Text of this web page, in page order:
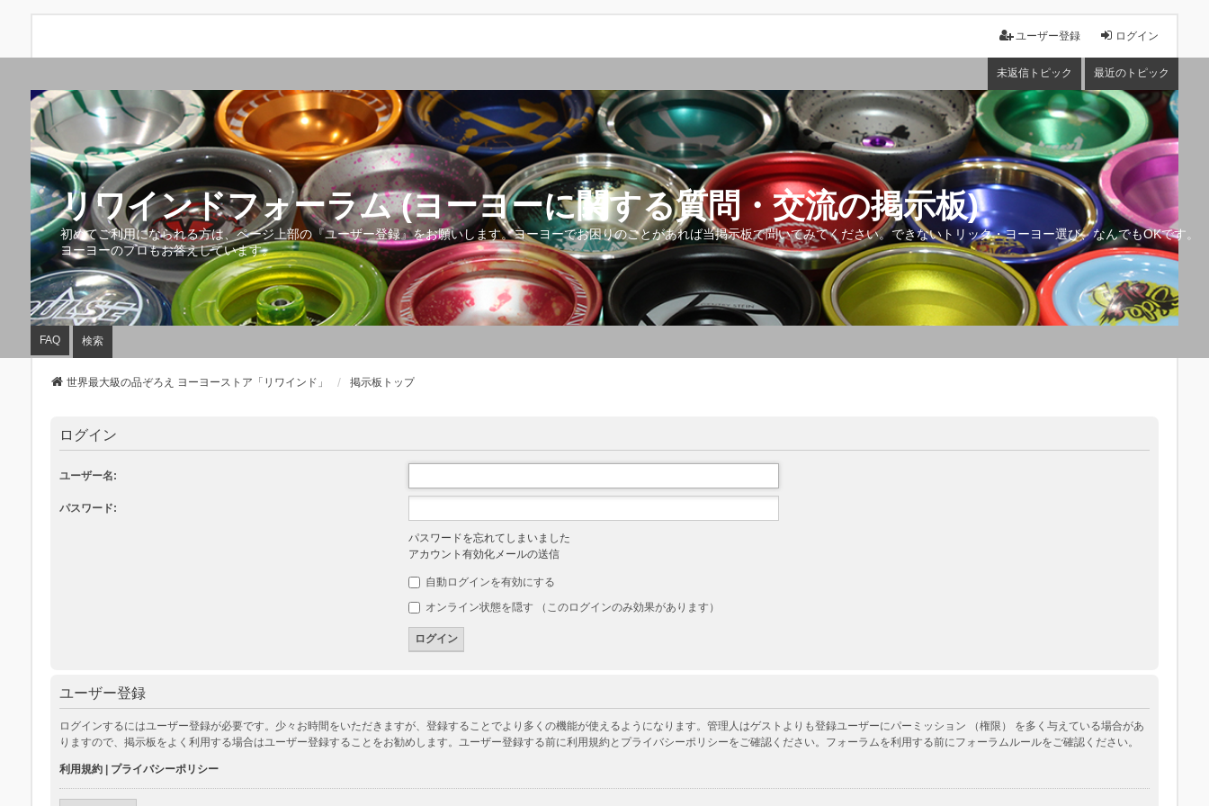
ログイン
ユーザー登録
未返信トピック 最近のトピック
リワインドフォーラム (ヨーヨーに関する質問・交流の掲示板)
初めてご利用になられる方は、ページ上部の『ユーザー登録』をお願いします。ヨーヨーでお困りのことがあれば当掲示板で聞いてみてください。できないトリック・ヨーヨー選び、なんでもOKです。
ヨーヨーのプロもお答えしています。
FAQ 検索
世界最大級の品ぞろえ ヨーヨーストア「リワインド」 掲示板トップ
ログイン
ユーザー名:
パスワード:
パスワードを忘れてしまいました
アカウント有効化メールの送信
自動ログインを有効にする
オンライン状態を隠す （このログインのみ効果があります）
ユーザー登録
ログインするにはユーザー登録が必要です。少々お時間をいただきますが、登録することでより多くの機能が使えるようになります。管理人はゲストよりも登録ユーザーにパーミッション （権限） を多く与えている場合があ
りますので、掲示板をよく利用する場合はユーザー登録することをお勧めします。ユーザー登録する前に利用規約とプライバシーポリシーをご確認ください。フォーラムを利用する前にフォーラムルールをご確認ください。
利用規約| プライバシーポリシー